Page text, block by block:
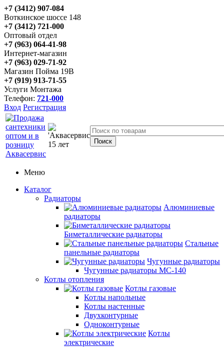
+7 (3412) 907-084
Воткинское шоссе 148
+7 (3412) 721-000
Оптовый отдел
+7 (963) 064-41-98
Интернет-магазин
+7 (963) 029-71-92
Магазин Пойма 19В
+7 (919) 913-71-55
Услуги Монтажа
Телефон: 721-000
Вход Регистрация
Меню
Каталог
Радиаторы
Алюминиевые
радиаторы
Биметаллические радиаторы
Стальные
панельные радиаторы
Чугунные радиаторы
Чугунные радиаторы МС-140
Котлы отопления
Котлы газовые
Котлы напольные
Котлы настенные
Двухконтурные
Одноконтурные
Котлы
электрические